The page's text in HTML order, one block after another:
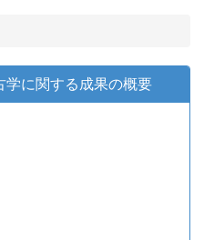
学に関する成果の概要